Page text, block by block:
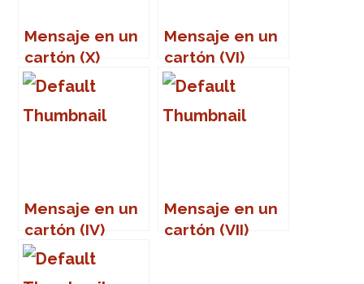
Mensaje en un
cartón (X)
Mensaje en un
cartón (VI)
Mensaje en un
cartón (IV)
Mensaje en un
cartón (VII)